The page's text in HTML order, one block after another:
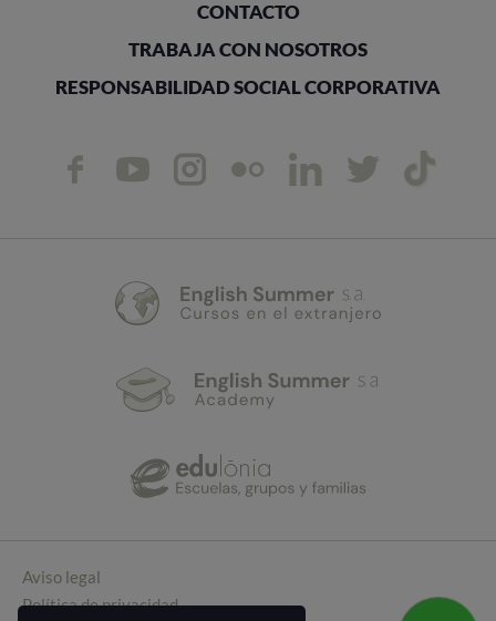
CONTACTO
TRABAJA CON NOSOTROS
RESPONSABILIDAD SOCIAL CORPORATIVA
Aviso legal
Política de privacidad